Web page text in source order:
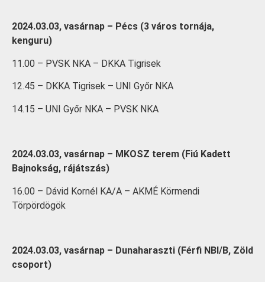
2024.03.03, vasárnap – Pécs (3 város tornája,
kenguru)
11.00 – PVSK NKA – DKKA Tigrisek
12.45 – DKKA Tigrisek – UNI Győr NKA
14.15 – UNI Győr NKA – PVSK NKA
2024.03.03, vasárnap – MKOSZ terem (Fiú Kadett
Bajnokság, rájátszás)
16.00 – Dávid Kornél KA/A – AKMÉ Körmendi
Törpördögök
2024.03.03, vasárnap – Dunaharaszti (Férfi NBI/B, Zöld
csoport)